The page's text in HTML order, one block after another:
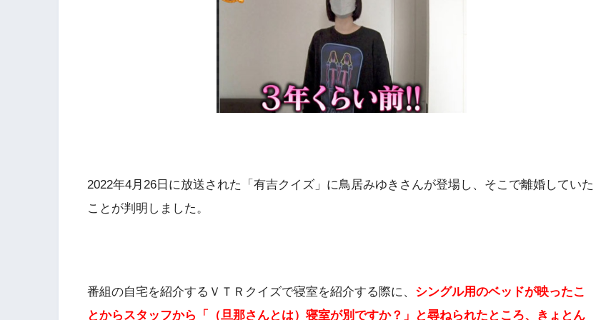
2022年4月26日に放送された「有吉クイズ」に鳥居みゆきさんが登場し、そこで離婚していた
ことが判明しました。
番組の自宅を紹介するＶＴＲクイズで寝室を紹介する際に、 シングル用のベッドが映ったこ
とからスタッフから「（旦那さんとは）寝室が別ですか？」と尋ねられたところ、きょとん